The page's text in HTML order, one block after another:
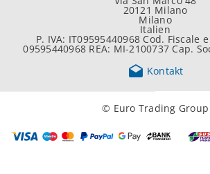
20121 Milano
Milano
Italien
P. IVA: IT09595440968 Cod. Fiscale
09595440968 REA: MI-2100737 Cap.
 Kontakt
© Euro Trading Group